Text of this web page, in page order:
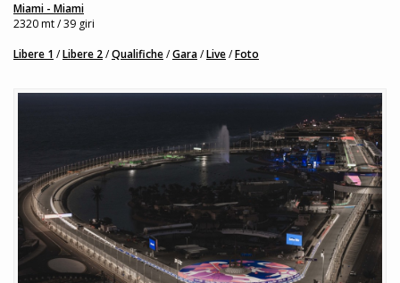
Miami - Miami
2320 mt / 39 giri
Libere 1 /Libere 2/Qualifiche/Gara/Live/Foto